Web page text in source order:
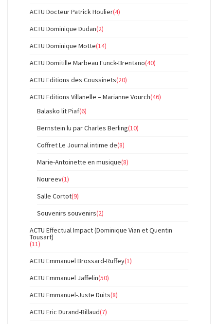
ACTU Docteur Patrick Houlier(4)
ACTU Dominique Dudan(2)
ACTU Dominique Motte(14)
ACTU Domitille Marbeau Funck-Brentano(40)
ACTU Editions des Coussinets(20)
ACTU Editions Villanelle – Marianne Vourch(46)
Balasko lit Piaf(6)
Bernstein lu par Charles Berling(10)
Coffret Le Journal intime de(8)
Marie-Antoinette en musique(8)
Noureev(1)
Salle Cortot(9)
Souvenirs souvenirs(2)
ACTU Effectual Impact (Dominique Vian et Quentin
Tousart)
(11)
ACTU Emmanuel Brossard-Ruffey(1)
ACTU Emmanuel Jaffelin(50)
ACTU Emmanuel-Juste Duits(8)
ACTU Eric Durand-Billaud(7)